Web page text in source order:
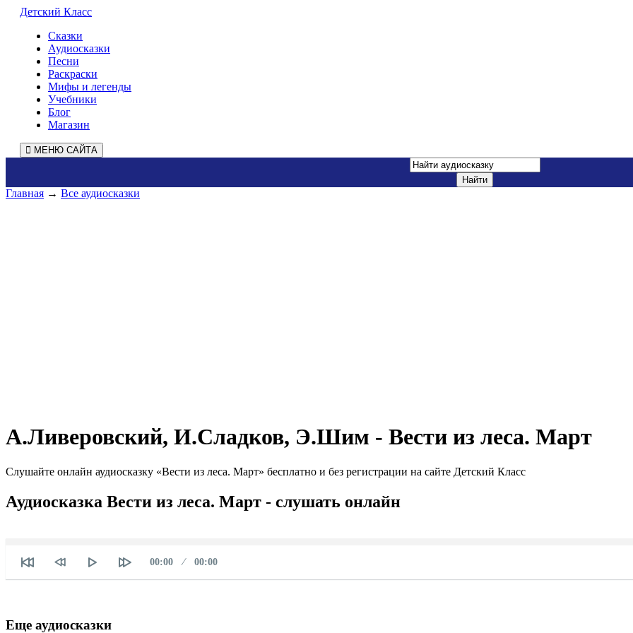
Детский Класс
Сказки
Аудиосказки
Песни
Раскраски
Мифы и легенды
Учебники
Блог
Магазин
МЕНЮ САЙТА
Главная → Все аудиосказки
А.Ливеровский, И.Сладков, Э.Шим - Вести из леса. Март
Слушайте онлайн аудиосказку «Вести из леса. Март» бесплатно и без регистрации на сайте Детский Класс
Аудиосказка Вести из леса. Март - слушать онлайн
Текущее
00:00 Продолжительность
00:00
Еще аудиосказки